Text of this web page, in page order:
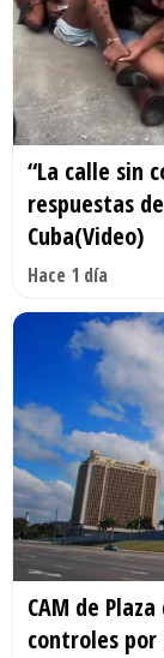
“La calle sin
respuestas
Cuba(Video)
Hace 1 día
CAM de
controles por